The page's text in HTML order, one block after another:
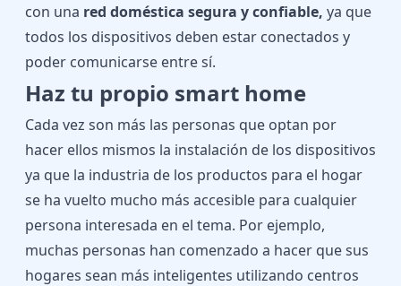
con una red doméstica segura y confiable, ya que
todos los dispositivos deben estar conectados y
poder comunicarse entre sí.
Haz tu propio smart home
Cada vez son más las personas que optan por
hacer ellos mismos la instalación de los dispositivos
ya que la industria de los productos para el hogar
se ha vuelto mucho más accesible para cualquier
persona interesada en el tema. Por ejemplo,
muchas personas han comenzado a hacer que sus
hogares sean más inteligentes utilizando centros